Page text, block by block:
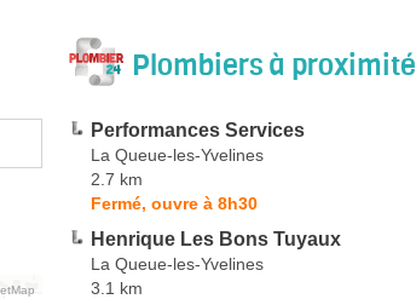
Plombiers à proximité
Performances Services
La Queue-les-Yvelines
2.7 km
Fermé, ouvre à 8h30
Henrique Les Bons Tuyaux
La Queue-les-Yvelines
3.1 km